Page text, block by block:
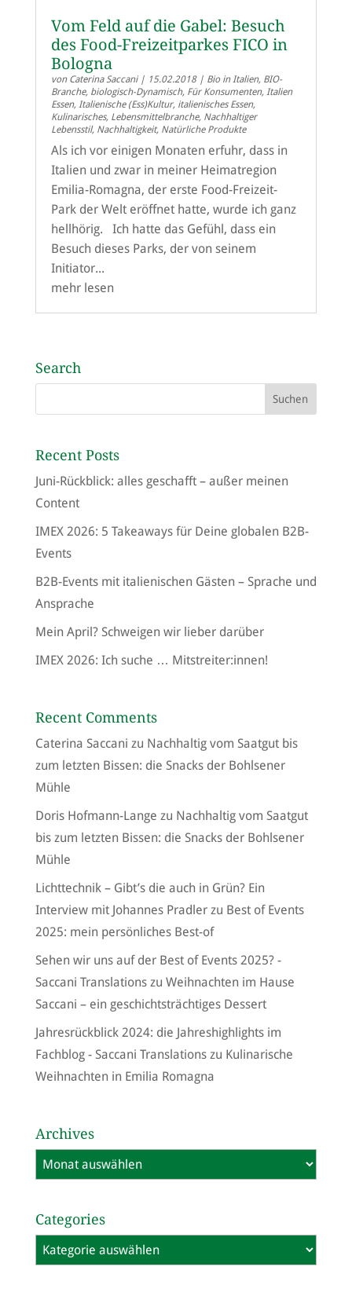
Vom Feld auf die Gabel: Besuch
des Food-Freizeitparkes FICO in
Bologna
von Caterina Saccani| 15.02.2018| Bio in Italien, BIO-
Branche, biologisch-Dynamisch, Für Konsumenten, Italien
Essen, Italienische (Ess)Kultur, italienisches Essen,
Kulinarisches, Lebensmittelbranche, Nachhaltiger
Lebensstil, Nachhaltigkeit, Natürliche Produkte
Als ich vor einigen Monaten erfuhr, dass in
Italien und zwar in meiner Heimatregion
Emilia-Romagna, der erste Food-Freizeit-
Park der Welt eröffnet hatte, wurde ich ganz
hellhörig. Ich hatte das Gefühl, dass ein
Besuch dieses Parks, der von seinem
Initiator...
mehr lesen
Search
Recent Posts
Juni-Rückblick: alles geschafft – außer meinen
Content
IMEX 2026: 5 Takeaways für Deine globalen B2B-
Events
B2B-Events mit italienischen Gästen – Sprache und
Ansprache
Mein April? Schweigen wir lieber darüber
IMEX 2026: Ich suche … Mitstreiter:innen!
Recent Comments
Caterina Saccani zu Nachhaltig vom Saatgut bis
zum letzten Bissen: die Snacks der Bohlsener
Mühle
Doris Hofmann-Lange zu Nachhaltig vom Saatgut
bis zum letzten Bissen: die Snacks der Bohlsener
Mühle
Lichttechnik – Gibt’s die auch in Grün? Ein
Interview mit Johannes Pradlerzu Best of Events
2025: mein persönliches Best-of
Sehen wir uns auf der Best of Events 2025? -
Saccani Translationszu Weihnachten im Hause
Saccani – ein geschichtsträchtiges Dessert
Jahresrückblick 2024: die Jahreshighlights im
Fachblog - Saccani Translationszu Kulinarische
Weihnachten in Emilia Romagna
Archives
Archives
Categories
Categories